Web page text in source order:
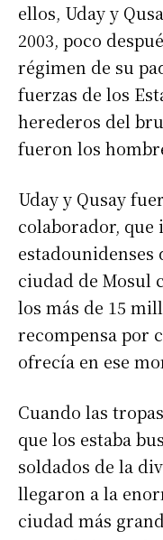
ellos, Uday y
2003, poco
régimen de su
fuerzas de los
herederos del
fueron los
Uday y Qusay
colaborador, que
estadounidenses
ciudad de Mosul
los más de 15
recompensa por
ofrecía en ese
Cuando las
que los estaba
soldados de la
llegaron a la
ciudad más